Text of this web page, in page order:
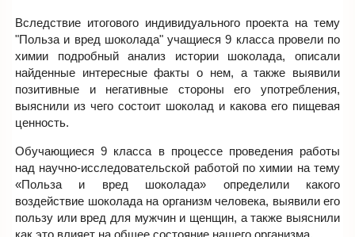
Вследствие итогового индивидуального проекта на тему
"Польза и вред шоколада" учащиеся 9 класса провели по
химии подробный анализ истории шоколада, описали
найденные интересные факты о нем, а также выявили
позитивные и негативные стороны его употребления,
выяснили из чего состоит шоколад и какова его пищевая
ценность.
Обучающиеся 9 класса в процессе проведения работы
над научно-исследовательской работой по химии на тему
«Польза и вред шоколада» определили какого
воздействие шоколада на организм человека, выявили его
пользу или вред для мужчин и щенщин, а также выяснили
как это влияет на общее состояние нашего организма.